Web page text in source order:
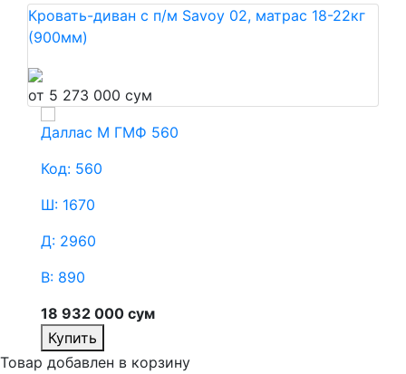
Кровать-диван с п/м Savoy 02, матрас 18-22кг
(900мм)
от 5 273 000 сум
Даллас М ГМФ 560
Код: 560
Ш: 1670
Д: 2960
В: 890
18 932 000 сум
Купить
Товар добавлен в корзину